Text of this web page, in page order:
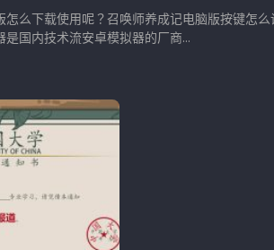
怎么下载使用呢？召唤师养成记电脑版按键怎
国内技术流安卓模拟器的厂商...